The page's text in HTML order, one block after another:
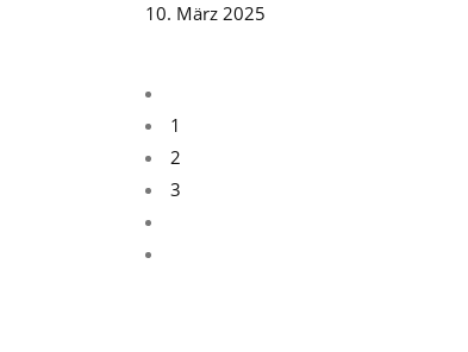
10. März 2025
1
2
3